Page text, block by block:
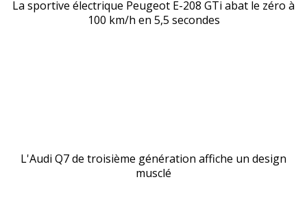
La sportive électrique Peugeot E-208 GTi abat le zéro à
100 km/h en 5,5 secondes
L'Audi Q7 de troisième génération affiche un design
musclé